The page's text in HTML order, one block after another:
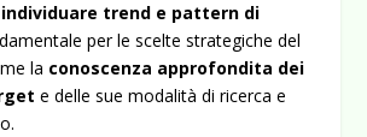
individuare trend e pattern di
per le scelte strategiche del
la conoscenza approfondita dei
e delle sue modalità di ricerca e